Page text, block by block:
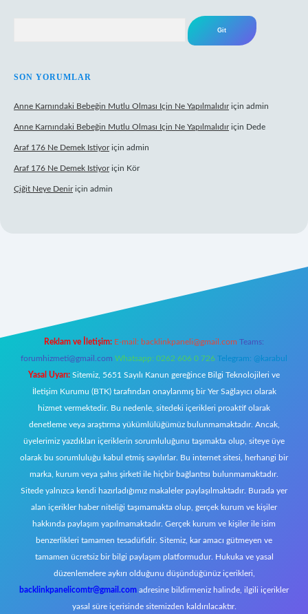
SON YORUMLAR
Anne Karnındaki Bebeğin Mutlu Olması Için Ne Yapılmalıdıriçin admin
Anne Karnındaki Bebeğin Mutlu Olması Için Ne Yapılmalıdıriçin Dede
Araf 176 Ne Demek Istiyoriçin admin
Araf 176 Ne Demek Istiyoriçin Kör
Çiğit Neye Deniriçin admin
Reklam ve İletişim: E-mail: backlinkpaneli@gmail.com Teams:
forumhizmeti@gmail.com Whatsapp: 0262 606 0 726 Telegram: @karabul
Yasal Uyarı: Sitemiz, 5651 Sayılı Kanun gereğince Bilgi Teknolojileri ve
İletişim Kurumu (BTK) tarafından onaylanmış bir Yer Sağlayıcı olarak
hizmet vermektedir. Bu nedenle, sitedeki içerikleri proaktif olarak
denetleme veya araştırma yükümlülüğümüz bulunmamaktadır. Ancak,
üyelerimiz yazdıkları içeriklerin sorumluluğunu taşımakta olup, siteye üye
olarak bu sorumluluğu kabul etmiş sayılırlar. Bu internet sitesi, herhangi bir
marka, kurum veya şahıs şirketi ile hiçbir bağlantısı bulunmamaktadır.
Sitede yalnızca kendi hazırladığımız makaleler paylaşılmaktadır. Burada yer
alan içerikler haber niteliği taşımamakta olup, gerçek kurum ve kişiler
hakkında paylaşım yapılmamaktadır. Gerçek kurum ve kişiler ile isim
benzerlikleri tamamen tesadüfidir. Sitemiz, kar amacı gütmeyen ve
tamamen ücretsiz bir bilgi paylaşım platformudur. Hukuka ve yasal
düzenlemelere aykırı olduğunu düşündüğünüz içerikleri,
backlinkpanelicomtr@gmail.com adresine bildirmeniz halinde, ilgili içerikler
yasal süre içerisinde sitemizden kaldırılacaktır.